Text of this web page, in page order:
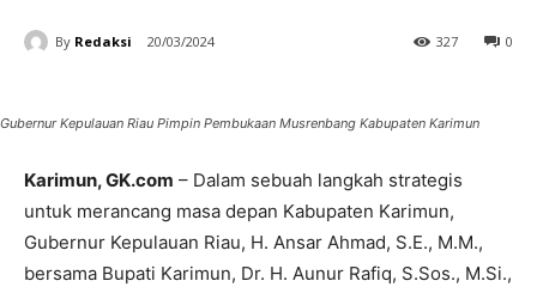
By Redaksi 20/03/2024 0
327
Gubernur Kepulauan Riau Pimpin Pembukaan Musrenbang Kabupaten Karimun
Karimun, GK.com – Dalam sebuah langkah strategis
untuk merancang masa depan Kabupaten Karimun,
Gubernur Kepulauan Riau, H. Ansar Ahmad, S.E., M.M.,
bersama Bupati Karimun, Dr. H. Aunur Rafiq, S.Sos., M.Si.,